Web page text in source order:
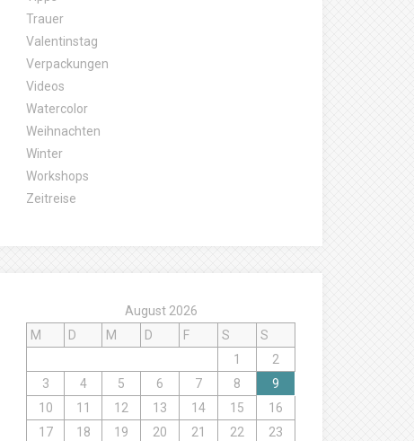
Trauer
Valentinstag
Verpackungen
Videos
Watercolor
Weihnachten
Winter
Workshops
Zeitreise
August 2026
M
D M D F S
S
1
2
3
4 5 6 7 8
9
10
11 12 13 14 15
16
17
18 19 20 21 22 23